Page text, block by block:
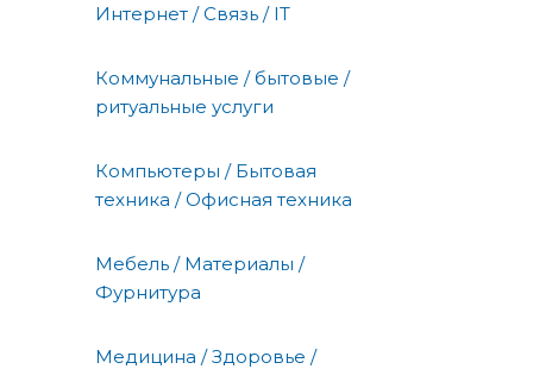
Интернет / Связь / IT
Коммунальные / бытовые /
ритуальные услуги
Компьютеры / Бытовая
техника / Офисная техника
Мебель / Материалы /
Фурнитура
Медицина / Здоровье /